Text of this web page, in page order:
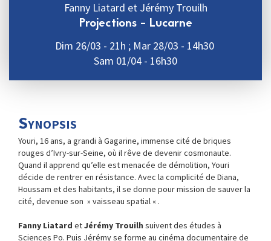
Fanny Liatard et Jérémy Trouilh
Projections - Lucarne
Dim 26/03 - 21h ; Mar 28/03 - 14h30
Sam 01/04 - 16h30
Synopsis
Youri, 16 ans, a grandi à Gagarine, immense cité de briques
rouges d’Ivry-sur-Seine, où il rêve de devenir cosmonaute.
Quand il apprend qu’elle est menacée de démolition, Youri
décide de rentrer en résistance. Avec la complicité de Diana,
Houssam et des habitants, il se donne pour mission de sauver la
cité, devenue son » vaisseau spatial « .
Fanny Liatard etJérémy Trouilh suivent des études à
Sciences Po. Puis Jérémy se forme au cinéma documentaire de